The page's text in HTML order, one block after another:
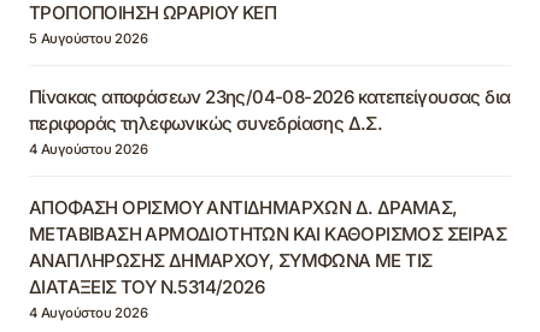
ΤΡΟΠΟΠΟΙΗΣΗ ΩΡΑΡΙΟΥ ΚΕΠ
5 Αυγούστου 2026
Πίνακας αποφάσεων 23ης/04-08-2026 κατεπείγουσας δια
περιφοράς τηλεφωνικώς συνεδρίασης Δ.Σ.
4 Αυγούστου 2026
ΑΠΟΦΑΣΗ ΟΡΙΣΜΟΥ ΑΝΤΙΔΗΜΑΡΧΩΝ Δ. ΔΡΑΜΑΣ,
ΜΕΤΑΒΙΒΑΣΗ ΑΡΜΟΔΙΟΤΗΤΩΝ ΚΑΙ ΚΑΘΟΡΙΣΜΟΣ ΣΕΙΡΑΣ
ΑΝΑΠΛΗΡΩΣΗΣ ΔΗΜΑΡΧΟΥ, ΣΥΜΦΩΝΑ ΜΕ ΤΙΣ
ΔΙΑΤΑΞΕΙΣ ΤΟΥ Ν.5314/2026
4 Αυγούστου 2026